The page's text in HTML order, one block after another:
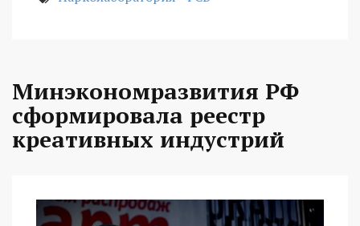
Минэкономразвития РФ
сформировала реестр
креативных индустрий